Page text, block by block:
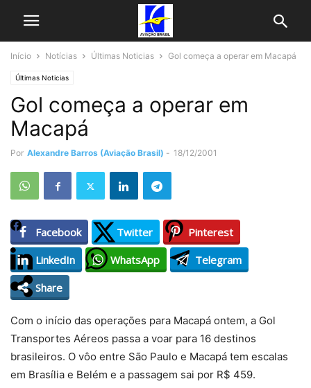
Início Notícias Últimas Noticias Gol começa a operar em Macapá
Últimas Noticias
Gol começa a operar em
Macapá
Por Alexandre Barros (Aviação Brasil) - 18/12/2001
Facebook Twitter
Pinterest
LinkedIn
WhatsApp
Telegram
Share
Com o início das operações para Macapá ontem, a Gol
Transportes Aéreos passa a voar para 16 destinos
brasileiros. O vôo entre São Paulo e Macapá tem escalas
em Brasília e Belém e a passagem sai por R$ 459.